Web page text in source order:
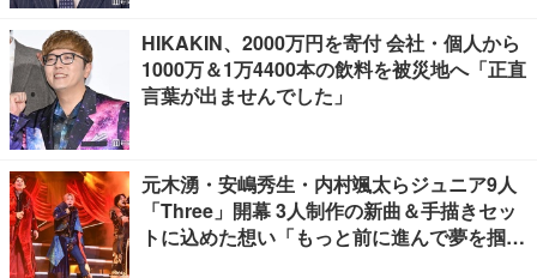
HIKAKIN、2000万円を寄付 会社・個人から
1000万＆1万4400本の飲料を被災地へ「正直
言葉が出ませんでした」
元木湧・安嶋秀生・内村颯太らジュニア9人
「Three」開幕 3人制作の新曲＆手描きセッ
トに込めた想い「もっと前に進んで夢を掴み